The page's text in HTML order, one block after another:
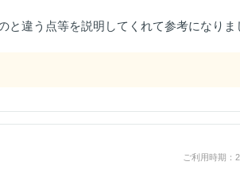
違う点等を説明してくれて参考になりま
ご利用時期：